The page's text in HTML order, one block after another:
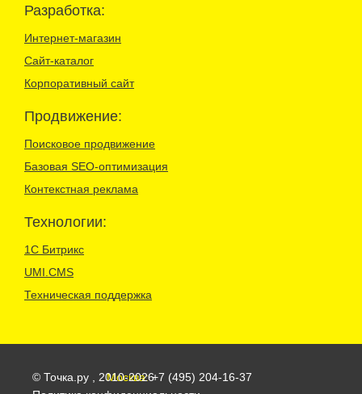
Разработка:
Интернет-магазин
Сайт-каталог
Корпоративный сайт
Продвижение:
Поисковое продвижение
Базовая SEO-оптимизация
Контекстная реклама
Технологии:
1С Битрикс
UMI.CMS
Техническая поддержка
Москва:+7 (495) 204-16-37
© Точка.ру , 2010-2026